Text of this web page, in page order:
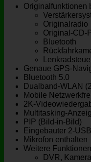
Originalfunktionen
Originalradio
Original-CD-
Bluetooth
Genaue GPS-
Bluetooth 5.0
Dualband-WLAN
Mobile
2K-
Multitasking-
PIP (Bild-in-Bild)
Eingebauter 2-
Mikrofon enthalten
Weitere
DVR,